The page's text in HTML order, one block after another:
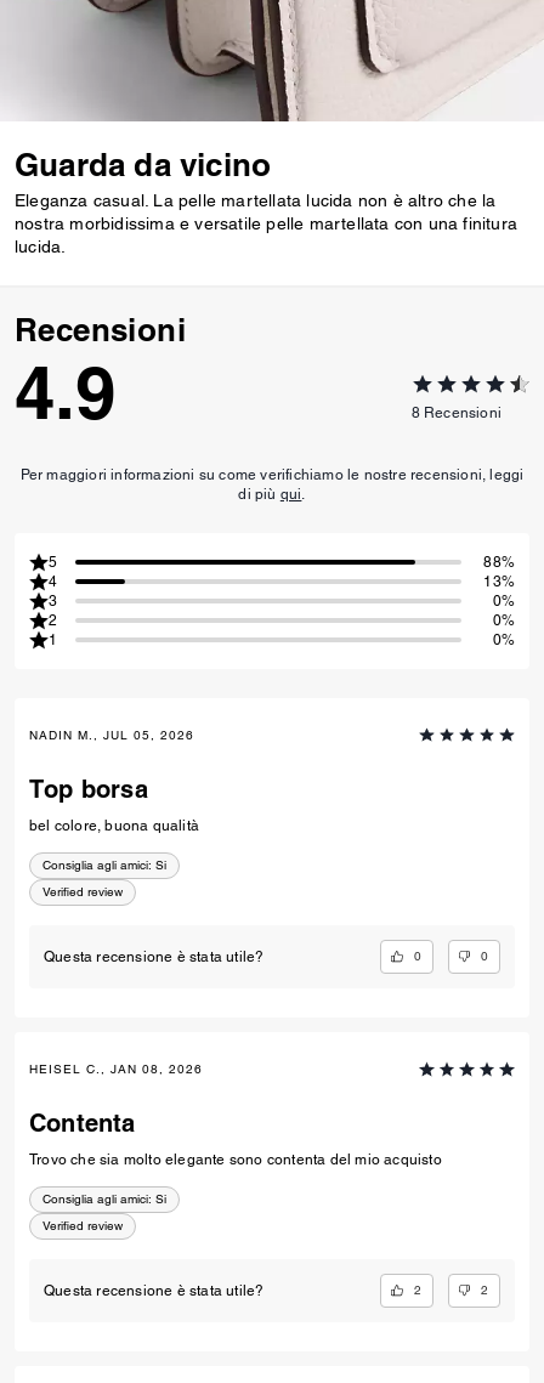
Guarda da vicino
Eleganza casual. La pelle martellata lucida non è altro che la
nostra morbidissima e versatile pelle martellata con una finitura
lucida.
Recensioni
4.9 8 Recensioni
Per maggiori informazioni su come verifichiamo le nostre recensioni, leggi
di più qui
5
88%
4
13%
3
0%
2
0%
1
0%
NADIN M., JUL 05, 2026
Top borsa
bel colore, buona qualità
Consiglia agli amici: Si
Verified review
Questa recensione è stata utile? 0 0
HEISEL C., JAN 08, 2026
Contenta
Trovo che sia molto elegante sono contenta del mio acquisto
Consiglia agli amici: Si
Verified review
Questa recensione è stata utile? 2 2